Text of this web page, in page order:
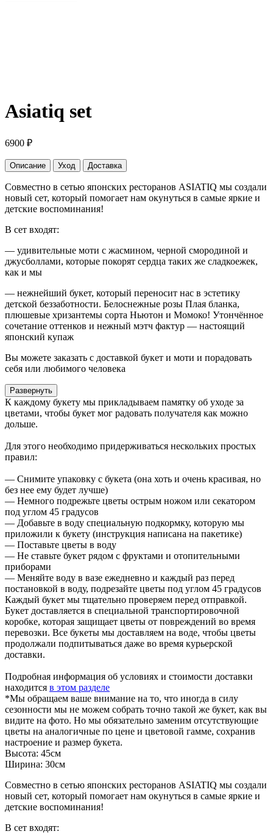
Asiatiq set
6900 ₽
Описание Уход Доставка
Совместно в сетью японских ресторанов ASIATIQ мы создали
новый сет, который помогает нам окунуться в самые яркие и
детские воспоминания!
В сет входят:
— удивительные моти с жасмином, черной смородиной и
джусболлами, которые покорят сердца таких же сладкоежек,
как и мы
— нежнейший букет, который переносит нас в эстетику
детской беззаботности. Белоснежные розы Плая бланка,
плюшевые хризантемы сорта Ньютон и Момоко! Утончённое
сочетание оттенков и нежный мэтч фактур — настоящий
японский купаж
Вы можете заказать с доставкой букет и моти и порадовать
себя или любимого человека
Развернуть
К каждому букету мы прикладываем памятку об уходе за
цветами, чтобы букет мог радовать получателя как можно
дольше.
Для этого необходимо придерживаться нескольких простых
правил:
— Снимите упаковку с букета (она хоть и очень красивая, но
без нее ему будет лучше)
— Немного подрежьте цветы острым ножом или секатором
под углом 45 градусов
— Добавьте в воду специальную подкормку, которую мы
приложили к букету (инструкция написана на пакетике)
— Поставьте цветы в воду
— Не ставьте букет рядом с фруктами и отопительными
приборами
— Меняйте воду в вазе ежедневно и каждый раз перед
постановкой в воду, подрезайте цветы под углом 45 градусов
Каждый букет мы тщательно проверяем перед отправкой.
Букет доставляется в специальной транспортировочной
коробке, которая защищает цветы от повреждений во время
перевозки. Все букеты мы доставляем на воде, чтобы цветы
продолжали подпитываться даже во время курьерской
доставки.
Подробная информация об условиях и стоимости доставки
находится в этом разделе
*Мы обращаем ваше внимание на то, что иногда в силу
сезонности мы не можем собрать точно такой же букет, как вы
видите на фото. Но мы обязательно заменим отсутствующие
цветы на аналогичные по цене и цветовой гамме, сохранив
настроение и размер букета.
Высота: 45см
Ширина: 30см
Совместно в сетью японских ресторанов ASIATIQ мы создали
новый сет, который помогает нам окунуться в самые яркие и
детские воспоминания!
В сет входят: